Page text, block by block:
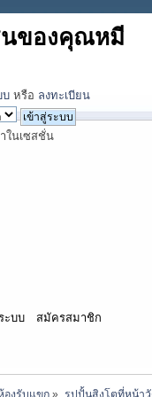
นของคุณหมี
บ หรือ ลงทะเบียน
ในเซสชั่น
ะบบ สมัครสมาชิก
องรับแขก » รูปปั้นสิงโตที่หน้า